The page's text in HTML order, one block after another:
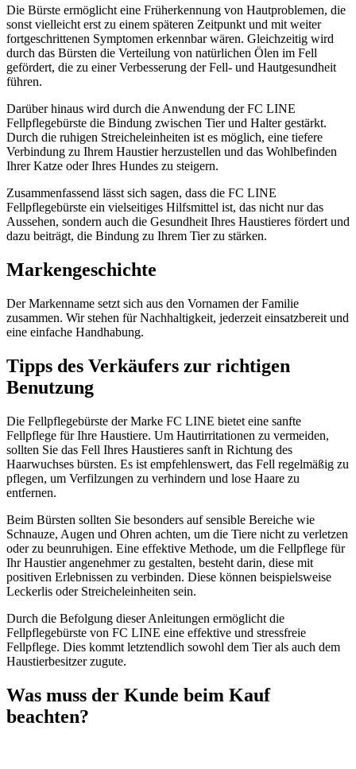
Die Bürste ermöglicht eine Früherkennung von Hautproblemen, die
sonst vielleicht erst zu einem späteren Zeitpunkt und mit weiter
fortgeschrittenen Symptomen erkennbar wären. Gleichzeitig wird
durch das Bürsten die Verteilung von natürlichen Ölen im Fell
gefördert, die zu einer Verbesserung der Fell- und Hautgesundheit
führen.
Darüber hinaus wird durch die Anwendung der FC LINE
Fellpflegebürste die Bindung zwischen Tier und Halter gestärkt.
Durch die ruhigen Streicheleinheiten ist es möglich, eine tiefere
Verbindung zu Ihrem Haustier herzustellen und das Wohlbefinden
Ihrer Katze oder Ihres Hundes zu steigern.
Zusammenfassend lässt sich sagen, dass die FC LINE
Fellpflegebürste ein vielseitiges Hilfsmittel ist, das nicht nur das
Aussehen, sondern auch die Gesundheit Ihres Haustieres fördert und
dazu beiträgt, die Bindung zu Ihrem Tier zu stärken.
Markengeschichte
Der Markenname setzt sich aus den Vornamen der Familie
zusammen. Wir stehen für Nachhaltigkeit, jederzeit einsatzbereit und
eine einfache Handhabung.
Tipps des Verkäufers zur richtigen
Benutzung
Die Fellpflegebürste der Marke FC LINE bietet eine sanfte
Fellpflege für Ihre Haustiere. Um Hautirritationen zu vermeiden,
sollten Sie das Fell Ihres Haustieres sanft in Richtung des
Haarwuchses bürsten. Es ist empfehlenswert, das Fell regelmäßig zu
pflegen, um Verfilzungen zu verhindern und lose Haare zu
entfernen.
Beim Bürsten sollten Sie besonders auf sensible Bereiche wie
Schnauze, Augen und Ohren achten, um die Tiere nicht zu verletzen
oder zu beunruhigen. Eine effektive Methode, um die Fellpflege für
Ihr Haustier angenehmer zu gestalten, besteht darin, diese mit
positiven Erlebnissen zu verbinden. Diese können beispielsweise
Leckerlis oder Streicheleinheiten sein.
Durch die Befolgung dieser Anleitungen ermöglicht die
Fellpflegebürste von FC LINE eine effektive und stressfreie
Fellpflege. Dies kommt letztendlich sowohl dem Tier als auch dem
Haustierbesitzer zugute.
Was muss der Kunde beim Kauf
beachten?